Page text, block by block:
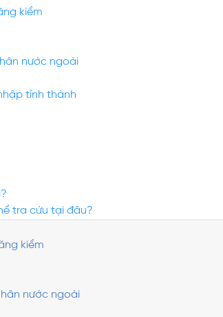
kiểm
nước ngoài
tỉnh thành
tra cứu tại đâu?
kiểm
nước ngoài